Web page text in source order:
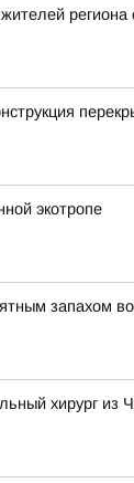
региона
экотропе
запахом
хирург из